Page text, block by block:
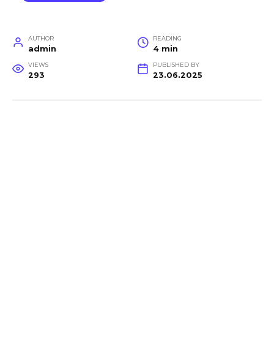
AUTHOR
admin
READING
4 min
VIEWS
293
PUBLISHED BY
23.06.2025